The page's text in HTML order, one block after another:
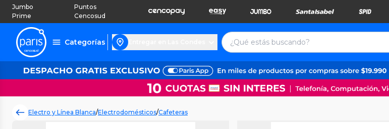
Jumbo
Prime
Puntos
Cencosud
Categorías
Electro y Línea Blanca/Electrodomésticos/Cafeteras